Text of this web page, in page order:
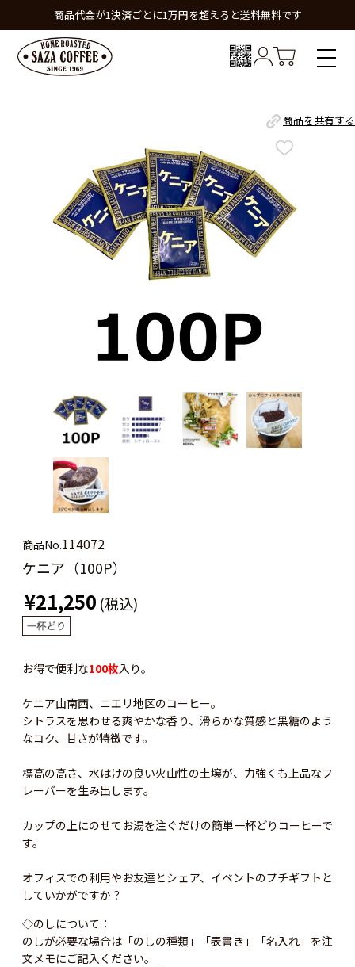
商品代金が1決済ごとに1万円を超えると送料無料です
商品を共有する
商品No.114072
ケニア（100P）
¥21,250 (税込)
お得で便利な100枚入り。
ケニア山南西、ニエリ地区のコーヒー。
シトラスを思わせる爽やかな香り、滑らかな質感と黒糖のよう
なコク、甘さが特徴です。
標高の高さ、水はけの良い火山性の土壌が、力強くも上品なフ
レーバーを生み出します。
カップの上にのせてお湯を注ぐだけの簡単一杯どりコーヒーで
す。
オフィスでの利用やお友達とシェア、イベントのプチギフトと
していかがですか？
◇のしについて：
のしが必要な場合は「のしの種類」「表書き」「名入れ」を注
文メモにご記入ください。